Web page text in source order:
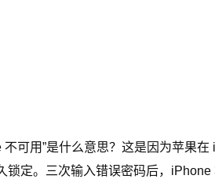
不可用”是什么意思？这是因为苹果
锁定。三次输入错误密码后，